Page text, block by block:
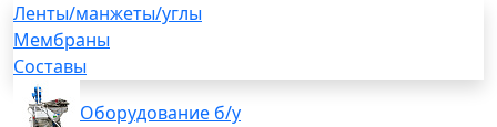
Ленты/манжеты/углы
Мембраны
Составы
Оборудование б/у